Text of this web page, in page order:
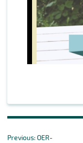
Previous:Previous
OER-